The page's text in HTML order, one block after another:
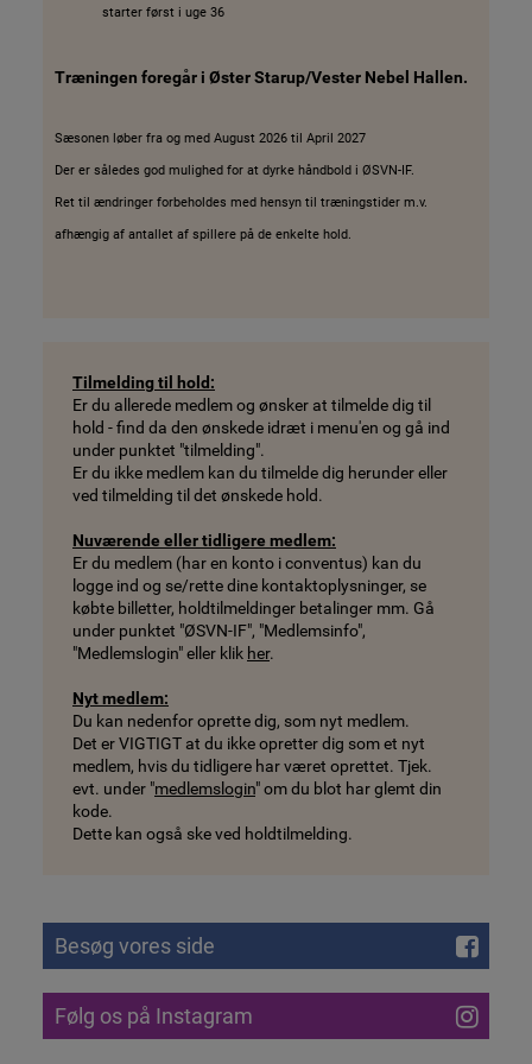
starter først i uge 36
Træningen foregår i Øster Starup/Vester Nebel Hallen.
Sæsonen løber fra og med August 2026 til April 2027
Der er således god mulighed for at dyrke håndbold i ØSVN-IF.
Ret til ændringer forbeholdes med hensyn til træningstider m.v.
afhængig af antallet af spillere på de enkelte hold.
Tilmelding til hold:
Er du allerede medlem og ønsker at tilmelde dig til
hold - find da den ønskede idræt i menu'en og gå ind
under punktet "tilmelding".
Er du ikke medlem kan du tilmelde dig herunder eller
ved tilmelding til det ønskede hold.
Nuværende eller tidligere medlem:
Er du medlem (har en konto i conventus) kan du
logge ind og se/rette dine kontaktoplysninger, se
købte billetter, holdtilmeldinger betalinger mm. Gå
under punktet "ØSVN-IF", "Medlemsinfo",
"Medlemslogin" eller klik her.
Nyt medlem:
Du kan nedenfor oprette dig, som nyt medlem.
Det er VIGTIGT at du ikke opretter dig som et nyt
medlem, hvis du tidligere har været oprettet. Tjek.
evt. under "medlemslogin" om du blot har glemt din
kode.
Dette kan også ske ved holdtilmelding.
Besøg vores side
Følg os på Instagram